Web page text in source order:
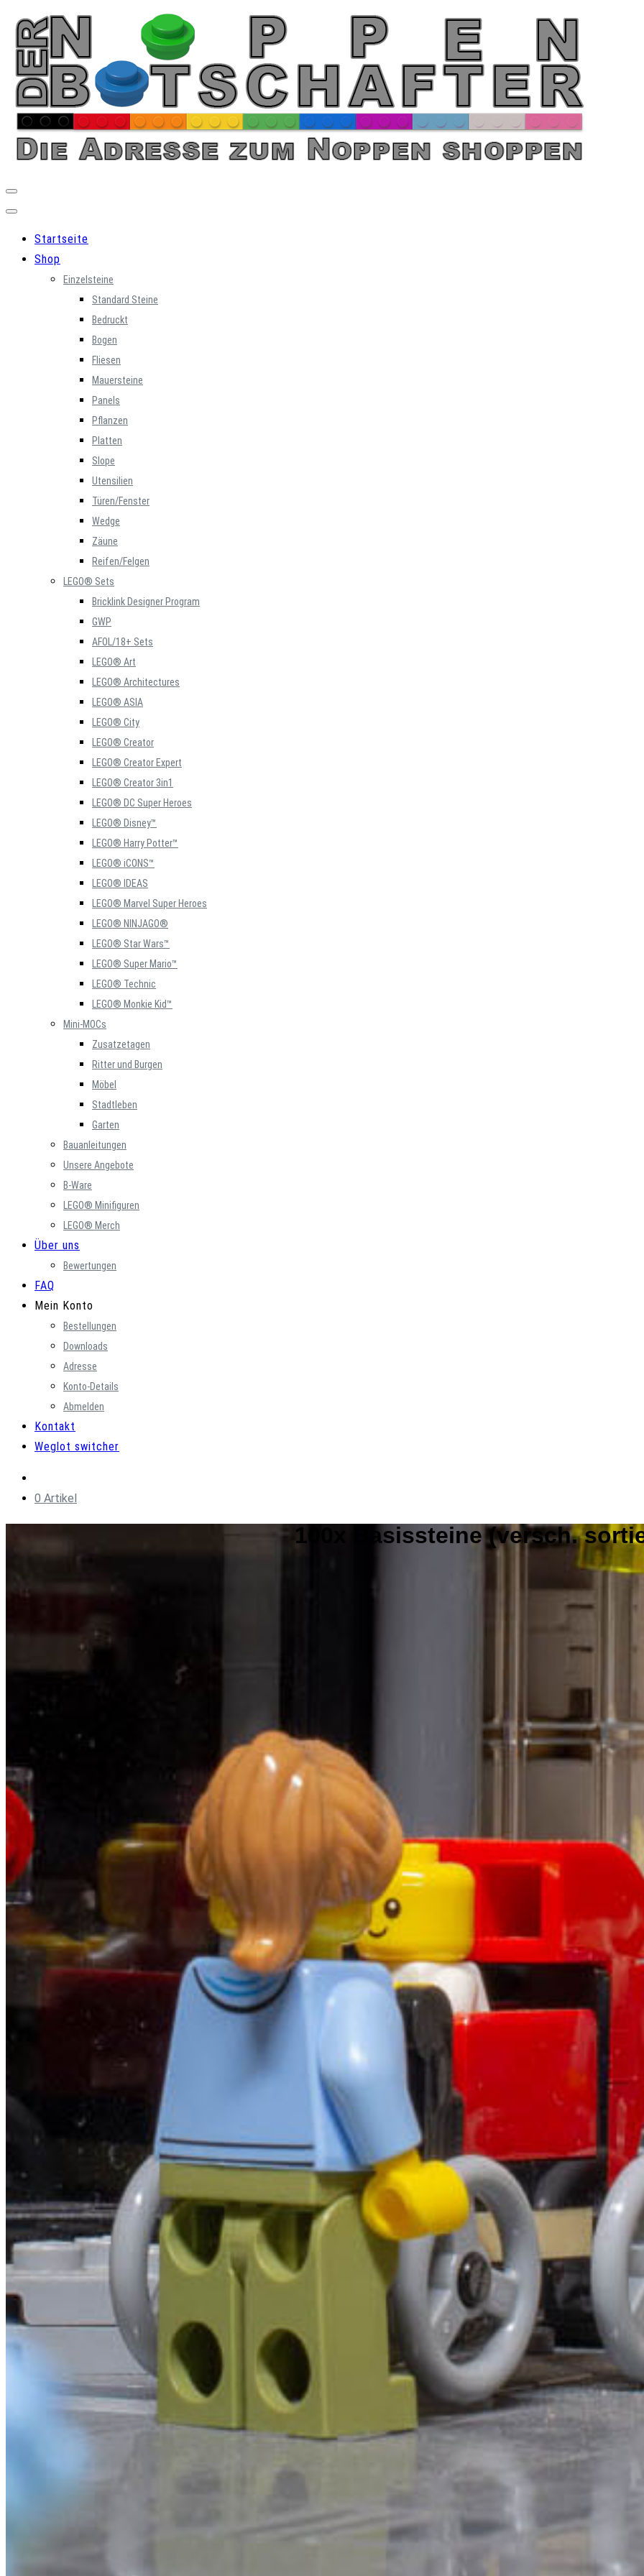
Skip
content
Startseite
Shop
Einzelsteine
Standard Steine
Bedruckt
Bogen
Fliesen
Mauersteine
Panels
Pflanzen
Platten
Slope
Utensilien
Türen/Fenster
Wedge
Zäune
Reifen/Felgen
LEGO® Sets
Bricklink Designer Program
GWP
AFOL/18+ Sets
LEGO® Art
LEGO® Architectures
LEGO® ASIA
LEGO® City
LEGO® Creator
LEGO® Creator Expert
LEGO® Creator 3in1
LEGO® DC Super Heroes
LEGO® Disney™
LEGO® Harry Potter™
LEGO® iCONS™
LEGO® IDEAS
LEGO® Marvel Super Heroes
LEGO® NINJAGO®
LEGO® Star Wars™
LEGO® Super Mario™
LEGO® Technic
LEGO® Monkie Kid™
Mini-MOCs
Zusatzetagen
Ritter und Burgen
Möbel
Stadtleben
Garten
Bauanleitungen
Unsere Angebote
B-Ware
LEGO® Minifiguren
LEGO® Merch
Über uns
Bewertungen
FAQ
Mein Konto
Bestellungen
Downloads
Adresse
Konto-Details
Abmelden
Kontakt
Weglot switcher
0 Artikel
100x Basissteine (versch.